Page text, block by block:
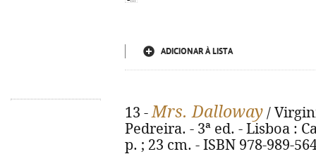
ADICIONAR À LISTA
13 -Mrs. Dalloway /
Pedreira. - 3ª ed. - Lisboa :
p. ; 23 cm. - ISBN 978-989-